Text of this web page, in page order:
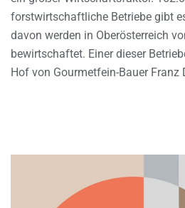
forstwirtschaftliche Betriebe gibt
davon werden in Oberösterreich
bewirtschaftet. Einer dieser
Hof von Gourmetfein-Bauer Franz